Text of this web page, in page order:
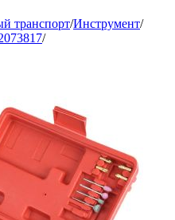
транспорт/Инструмент/
/